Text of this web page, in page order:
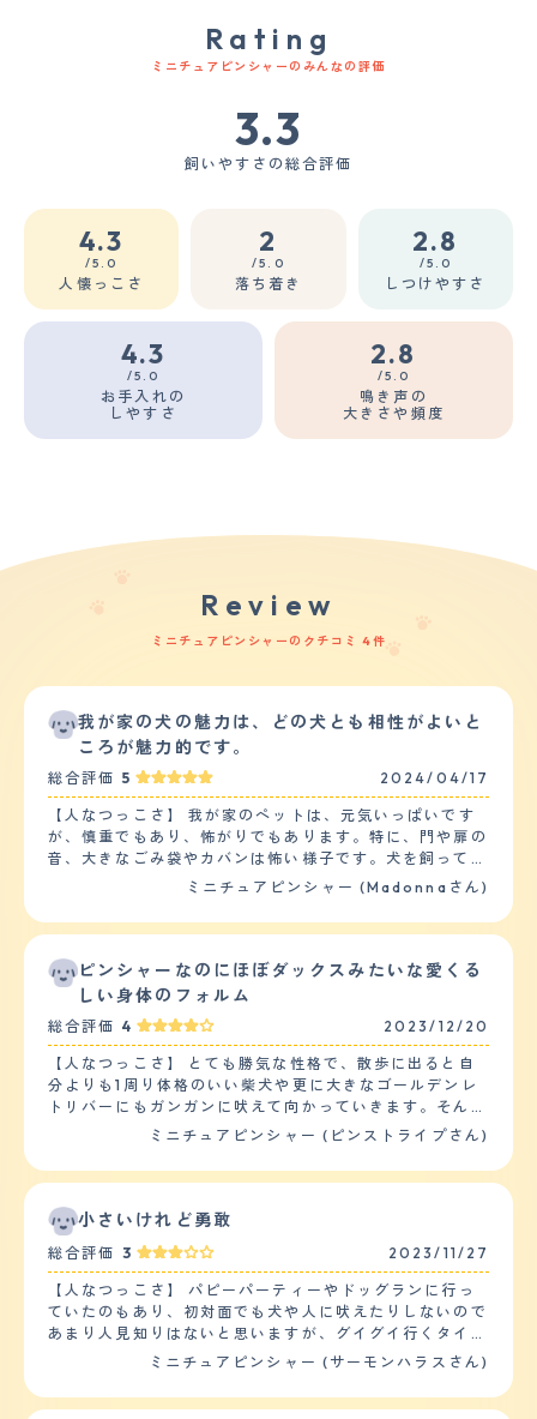
Rating
ミニチュアピンシャーのみんなの評価
3.3
飼いやすさの総合評価
4.3
/5.0
人懐っこさ
2
/5.0
落ち着き
2.8
/5.0
しつけやすさ
4.3
/5.0
お手入れの
しやすさ
2.8
/5.0
鳴き声の
大きさや頻度
Review
ミニチュアピンシャーのクチコミ 4件
我が家の犬の魅力は、どの犬とも相性がよいと
ころが魅力的です。
総合評価 5 2024/04/17
【人なつっこさ】 我が家のペットは、元気いっぱいです
が、慎重でもあり、怖がりでもあります。特に、門や扉の
音、大きなごみ袋やカバンは怖い様子です。犬を飼ってい
る人には人懐っこいですが、犬を飼っていない人にはなか
い人は特に怖がります。又、子供は基本的には嫌がりま
ペットととの相性はよく、大きい犬、小さい犬関係なくど
のペットともよく遊びます。特に、大きい犬との相性がよ
ますが、一人で家でお留守番してるときは、特にいたずら
したりせず、静かに過ごすことができます。家に誰かがい
る場合は、遊んでほしくあらゆるおもちゃ(ぬいぐるみ)を
持ってきてみたり、近くに来ては手で私もしくは夫の腕を
叩いてみたりと落ち着きなくあらゆる形でアピールしてい
座りからこちらがO.Kサインを出すまで食べないようにし
つけをしています。散歩の際は、犬の公園内でおもちゃ
(ボールや木の)を投げて取りに行ったら持ってくる、そし
て、こちら側に渡すという訓練を常にしています。 散歩
の回数は2回、1時間ほどです。他の犬と犬の公園で遊ばせ
たり、散歩をしています。我が家は庭があり、又、山が近
いので庭で遊ばせたり、山に散歩に行ったりもしているの
で運動量は1日、多い方になります。 【お手入れ】 毛の長
さは短いです。シャンプーは月1でしています。ブラッシ
割りと多くいです。短いので目立ちませんが、犬のクッシ
ミニチュアピンシャー (Madonnaさん)
ピンシャーなのにほぼダックスみたいな愛くる
しい身体のフォルム
総合評価 4 2023/12/20
【人なつっこさ】 とても勝気な性格で、散歩に出ると自
分よりも1周り体格のいい柴犬や更に大きなゴールデンレ
トリバーにもガンガンに吠えて向かっていきます。そんな
豪快な部分は家にいる時でも仕草の節々に随所に見られ、
動している事が多いのですが、突然段ボールハウスの上に
る事もしばしば。 一方で平常心モードの時は非常に人懐
っこく、身体を撫でてあげると幸せそうなまったり顔で身
を預けてくるのでそんなギャップにいつも心を射抜かれて
ん。（笑） 夜中に急に吠え出したりすることもあるの
で、多分自分の中での何かスイッチが入ってしまうと一気
に闘争モードになるのだと思います。特に散歩中に遭った
事のない他の飼い犬にあった時はそれはもう大変で、何回
が…… 【しつけやすさ】 しつけの中で一番大事といって
ミニチュアピンシャー (ピンストライプさん)
小さいけれど勇敢
総合評価 3 2023/11/27
【人なつっこさ】 パピーパーティーやドッグランに行っ
ていたのもあり、初対面でも犬や人に吠えたりしないので
あまり人見知りはないと思いますが、グイグイ行くタイプ
ではないです。 散歩中も、すれ違いざまに吠えてくる犬
ようで、ドッグランでしつこくクンクン嗅がれていると、
ミニチュアピンシャー (サーモンハラスさん)